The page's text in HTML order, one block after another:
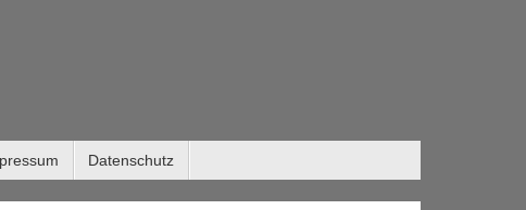
Datenschutz